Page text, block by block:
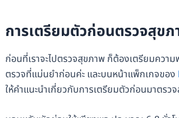
การเตรียมตัวก่อนตรวจสุข
ก่อนที่เราจะไปตรวจสุขภาพ ก็ต้องเตรียมควา
ตรวจที่แม่นยำก่อนค่ะ และบนหน้าแพ็กเกจของ
ให้คำแนะนำเกี่ยวกับการเตรียมตัวก่อนมาตรว